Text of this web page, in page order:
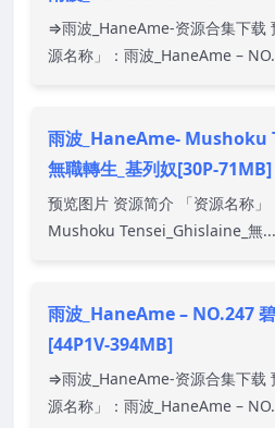
⇒雨波_HaneAme-资源合集下载
源名称」：雨波_HaneAme –
雨波_HaneAme- Mushoku
無職轉生_基列奴[30P-71MB]
预览图片 资源简介 「资源名称
Mushoku Tensei_Ghislaine_無...
雨波_HaneAme – NO.247
[44P1V-394MB]
⇒雨波_HaneAme-资源合集下载
源名称」：雨波_HaneAme –